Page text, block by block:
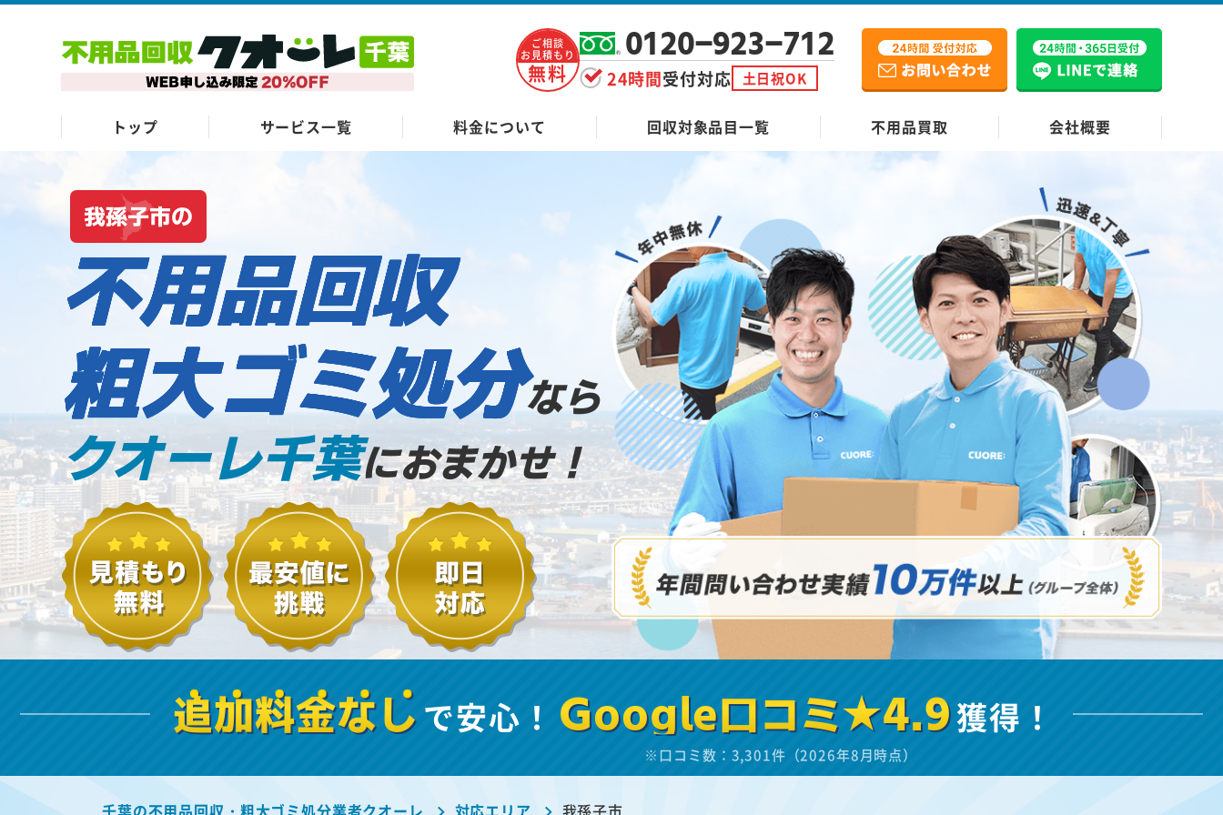
ご相談
お見積もり
無料
0120-923-712
24時間受付対応 土日祝OK
トップ サービス一覧 料金について 回収対象品目一覧 不用品買取 会社概要
我孫子市の
不用品回収
粗大ゴミ処分なら
クオーレ千葉におまかせ！
追加料金なし で安心！ Google口コミ★4.9獲得！
※口コミ数：3,301件（2026年8月時点）
千葉の不用品回収・粗大ゴミ処分業者クオーレ 対応エリア 我孫子市